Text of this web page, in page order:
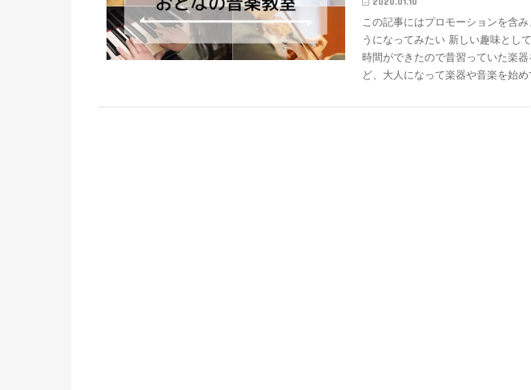
この記事にはプロモーションを含
うになってみたい 新しい趣味とし
時間ができたので昔習っていた楽
ど、大人になって楽器や音楽を始め